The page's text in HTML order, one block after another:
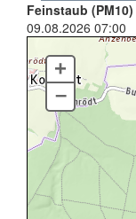
Feinstaub (PM10)
09.08.2026 07:00
+
–